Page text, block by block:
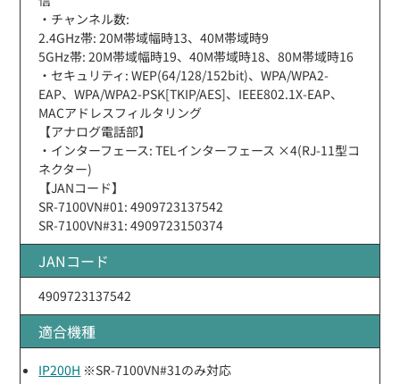
・チャンネル数:
2.4GHz帯: 20M帯域幅時13、40M帯域時9
5GHz帯: 20M帯域幅時19、40M帯域時18、80M帯域時16
・セキュリティ: WEP(64/128/152bit)、WPA/WPA2-
EAP、WPA/WPA2-PSK[TKIP/AES]、IEEE802.1X-EAP、
MACアドレスフィルタリング
【アナログ電話部】
・インターフェース: TELインターフェース ×4(RJ-11型コ
ネクター)
【JANコード】
SR-7100VN#01: 4909723137542
SR-7100VN#31: 4909723150374
JANコード
4909723137542
適合機種
IP200H ※SR-7100VN#31のみ対応